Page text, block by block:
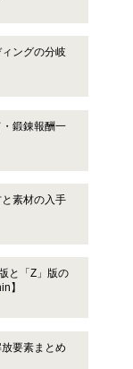
ングの分岐
・鍛錬報酬一
と素材の入手
と「Z」版の
】
要素まとめ